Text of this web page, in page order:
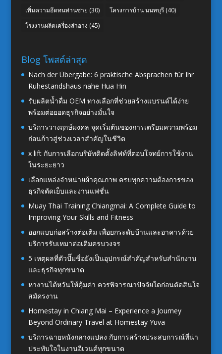
เพิ่มความอึดทนท่านชาย (30) โครงการบ้าน นนทบุรี(40)
โรงงานผลิตเครื่องสำอาง (45)
Blog โพสต์ล่าสุด
Nach der Übergabe: 6 praktische Absprachen für Ihr
Ruhestandshaus nahe Hua Hin
รับผลิตน้ำดื่ม OEM ทางเลือกที่ช่วยสร้างแบรนด์ได้ง่าย
พร้อมต่อยอดธุรกิจอย่างมั่นใจ
บริการวางฤกษ์มงคล จุดเริ่มต้นของการเตรียมความพร้อม
ก่อนก้าวสู่ช่วงเวลาสำคัญในชีวิต
x lift กับการเลือกบริษัทติดตั้งลิฟท์ที่ตอบโจทย์การใช้งาน
ในระยะยาว
เลือกแหล่งจำหน่ายผ้าคุณภาพ ครบทุกความต้องการของ
ธุรกิจตัดเย็บและงานแฟชั่น
Muay Thai Training Chiangmai: A Complete Guide to
Improving Your Skills and Fitness
ออกแบบก่อสร้างต่อเติม เพื่อยกระดับบ้านและอาคารด้วย
บริการรับเหมาต่อเติมครบวงจร
5 เหตุผลที่ตัวปั๊มชื่อยังเป็นอุปกรณ์สำคัญสำหรับสำนักงาน
และธุรกิจทุกขนาด
หางานไต้หวันให้คุ้มค่า ควรพิจารณาปัจจัยใดก่อนตัดสินใจ
สมัครงาน
Homestay in Chiang Mai – Experience a Journey
Beyond Ordinary Travel at Homestay Yuva
บริการฉายหนังกลางแปลง กับการสร้างประสบการณ์ที่น่า
ประทับใจในงานอีเวนต์ทุกขนาด